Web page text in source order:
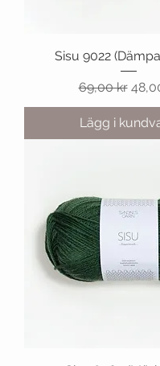
Sisu 9022
Ordinarie pris
69,00 kr
Lägg i